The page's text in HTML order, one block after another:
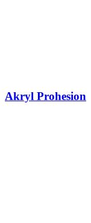
Akryl Prohesion